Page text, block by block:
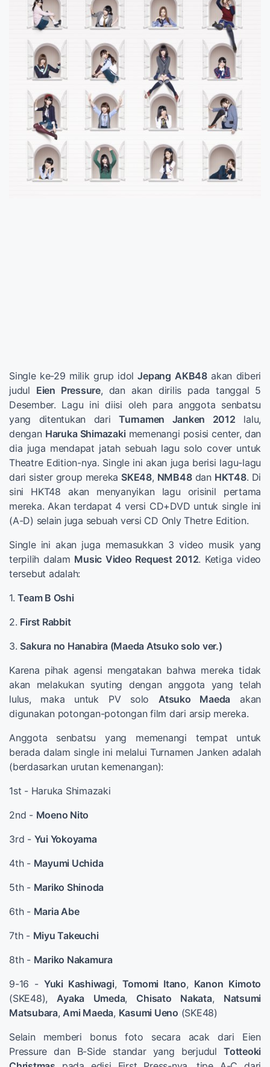
Single ke-29 milik grup idolJepang AKB48akan diberi
judul Eien Pressure, dan akan dirilis pada tanggal 5
Desember. Lagu ini diisi oleh para anggota senbatsu
yang ditentukan dariTurnamen Janken 2012 lalu,
dengan Haruka Shimazaki memenangi posisi center, dan
dia juga mendapat jatah sebuah lagu solo cover untuk
Theatre Edition-nya. Single ini akan juga berisi lagu-lagu
dari sister group mereka SKE48, NMB48dan HKT48. Di
sini HKT48 akan menyanyikan lagu orisinil pertama
mereka. Akan terdapat 4 versi CD+DVD untuk single ini
(A-D) selain juga sebuah versi CD Only Thetre Edition.
Single ini akan juga memasukkan 3 video musik yang
terpilih dalam Music Video Request 2012. Ketiga video
tersebut adalah:
1.Team B Oshi
2. First Rabbit
3. Sakura no Hanabira (Maeda Atsuko solo ver.)
Karena pihak agensi mengatakan bahwa mereka tidak
akan melakukan syuting dengan anggota yang telah
lulus, maka untuk PV solo Atsuko Maeda akan
digunakan potongan-potongan film dari arsip mereka.
Anggota senbatsu yang memenangi tempat untuk
berada dalam single ini melalui Turnamen Janken adalah
(berdasarkan urutan kemenangan):
1st - Haruka Shimazaki
2nd - Moeno Nito
3rd - Yui Yokoyama
4th - Mayumi Uchida
5th - Mariko Shinoda
6th - Maria Abe
7th - Miyu Takeuchi
8th - Mariko Nakamura
9-16 - Yuki Kashiwagi, Tomomi Itano, Kanon Kimoto
(SKE48), Ayaka Umeda, Chisato Nakata, Natsumi
Matsubara, Ami Maeda, Kasumi Ueno (SKE48)
Selain memberi bonus foto secara acak dari Eien
Pressure dan B-Side standar yang berjudul Totteoki